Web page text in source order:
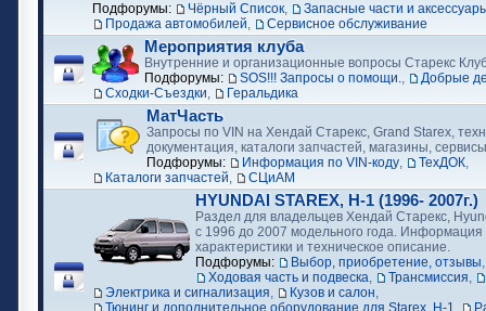
Подфорумы:
Чёрный Список,
Запасные части и
Продажа автомобилей, Сервисное обслуживание
Мероприятия клуба
Внутренние и организационные вопросы Старекс
Подфорумы:
SOS!!! Запросы о помощи.,
Добрые
Сходки-Съездки, Геральдика
МатЧасть
Запросы по VIN на Хендай Старекс, Grand Starex,
документация, каталоги запчастей, магазины, сервисы
Подфорумы:
Информация по VIN-коду, ТехДОК,
Каталоги запчастей, СЦиАМ
HYUNDAI STAREX, H-1 (1996- 2007г.)
Раздел для владельцев Хендай Старекс,
с 1996 до 2007 модельного года. Информация
характеристики и техническое описание.
Подфорумы:
Выбор, приобретение, отзывы
Ходовая часть и подвеска, Трансмиссия,
Электрика и сигнализация, Кузов и салон,
Тюнинг и дополнительное оборудование для Starex, H-1,